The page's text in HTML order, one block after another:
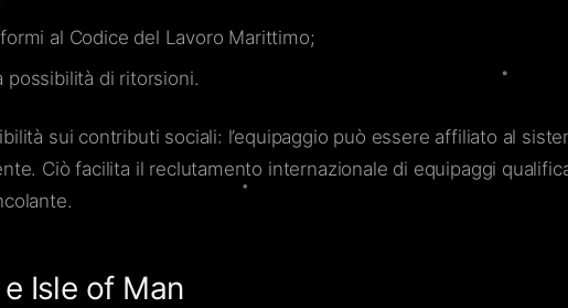
al Codice del Lavoro Marittimo;
possibilità di ritorsioni.
sui contributi sociali: l’equipaggio può essere affiliato al
Ciò facilita il reclutamento internazionale di equipaggi
Isle of Man